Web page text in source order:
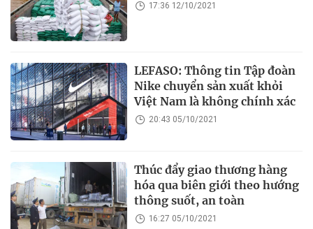
17:36 12/10/2021
LEFASO: Thông tin Tập đoàn
Nike chuyển sản xuất khỏi
Việt Nam là không chính xác ​
20:43 05/10/2021
Thúc đẩy giao thương hàng
hóa qua biên giới theo hướng
thông suốt, an toàn
16:27 05/10/2021